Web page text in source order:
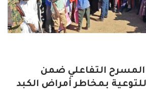
التفاعلي ضمن
بمخاطر أمراض الكبد